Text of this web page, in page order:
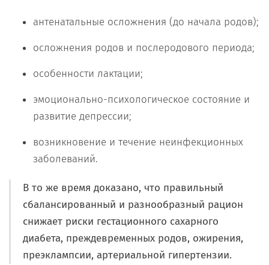
антенатальные осложнения (до начала родов);
осложнения родов и послеродового периода;
особенности лактации;
эмоционально-психологическое состояние и
развитие депрессии;
возникновение и течение неинфекционных
заболеваний.
В то же время доказано, что правильный
сбалансированный и разнообразный рацион
снижает риски гестационного сахарного
диабета, преждевременных родов, ожирения,
преэклампсии, артериальной гипертензии.